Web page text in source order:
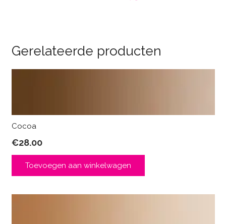
Gerelateerde producten
Cocoa
€28.00
Toevoegen aan winkelwagen